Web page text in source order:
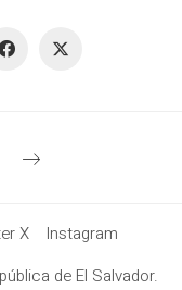
X
Instagram
de El Salvador.